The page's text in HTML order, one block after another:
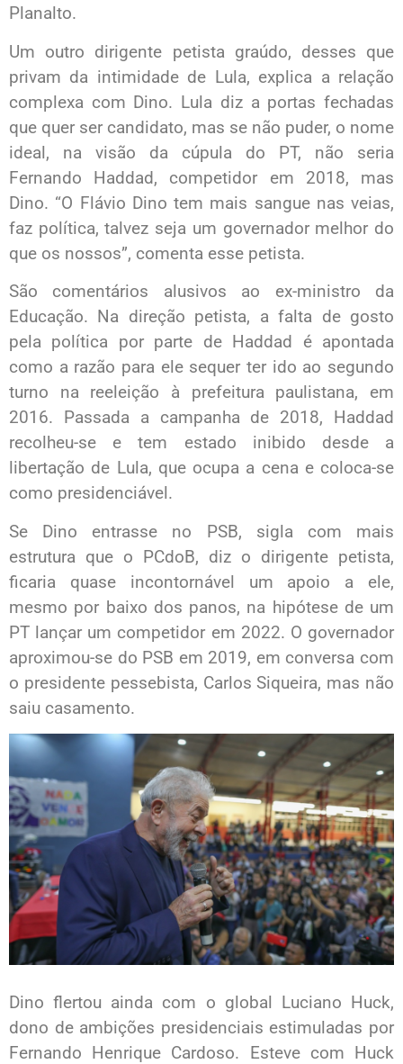
Planalto.
Um outro dirigente petista graúdo, desses que
privam da intimidade de Lula, explica a relação
complexa com Dino. Lula diz a portas fechadas
que quer ser candidato, mas se não puder, o nome
ideal, na visão da cúpula do PT, não seria
Fernando Haddad, competidor em 2018, mas
Dino. “O Flávio Dino tem mais sangue nas veias,
faz política, talvez seja um governador melhor do
que os nossos”, comenta esse petista.
São comentários alusivos ao ex-ministro da
Educação. Na direção petista, a falta de gosto
pela política por parte de Haddad é apontada
como a razão para ele sequer ter ido ao segundo
turno na reeleição à prefeitura paulistana, em
2016. Passada a campanha de 2018, Haddad
recolheu-se e tem estado inibido desde a
libertação de Lula, que ocupa a cena e coloca-se
como presidenciável.
Se Dino entrasse no PSB, sigla com mais
estrutura que o PCdoB, diz o dirigente petista,
ficaria quase incontornável um apoio a ele,
mesmo por baixo dos panos, na hipótese de um
PT lançar um competidor em 2022. O governador
aproximou-se do PSB em 2019, em conversa com
o presidente pessebista, Carlos Siqueira, mas não
saiu casamento.
Dino flertou ainda com o global Luciano Huck,
dono de ambições presidenciais estimuladas por
Fernando Henrique Cardoso. Esteve com Huck